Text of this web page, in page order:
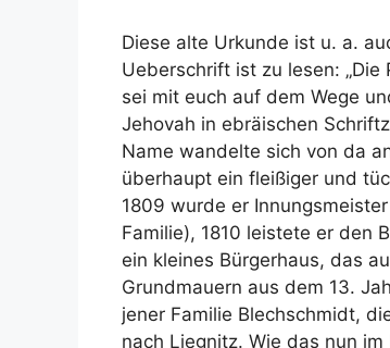
Diese alte Urkunde ist u. a.
Ueberschrift ist zu lesen: „Die
sei mit euch auf dem Wege
Jehovah in ebräischen
Name wandelte sich von da
überhaupt ein fleißiger und
1809 wurde er
Familie), 1810 leistete er den
ein kleines Bürgerhaus, das
Grundmauern aus dem 13.
jener Familie Blechschmidt,
nach Liegnitz. Wie das nun